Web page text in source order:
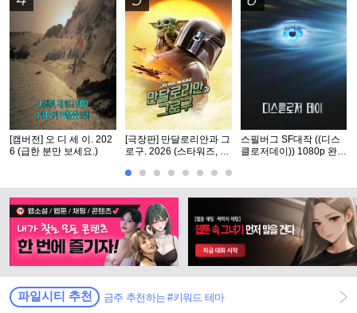
[캠버전] 오 디 세 이. 202
6 (급한 분만 보세요.)
[극장판] 만달로리안과 그
로구. 2026 (스타워즈, 12
스필버그 SF대작 ((디스
클로저데이)) 1080p 완벽
파일시티 추천 금주 추천하는 #키워드 테마